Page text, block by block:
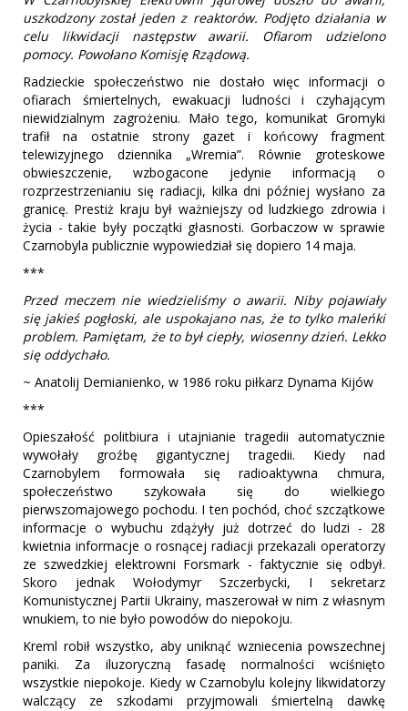
uszkodzony został jeden z reaktorów. Podjęto działania w
celu likwidacji następstw awarii. Ofiarom udzielono
pomocy. Powołano Komisję Rządową.
Radzieckie społeczeństwo nie dostało więc informacji o
ofiarach śmiertelnych, ewakuacji ludności i czyhającym
niewidzialnym zagrożeniu. Mało tego, komunikat Gromyki
trafił na ostatnie strony gazet i końcowy fragment
telewizyjnego dziennika „Wremia”. Równie groteskowe
obwieszczenie, wzbogacone jedynie informacją o
rozprzestrzenianiu się radiacji, kilka dni później wysłano za
granicę. Prestiż kraju był ważniejszy od ludzkiego zdrowia i
życia - takie były początki głasnosti. Gorbaczow w sprawie
Czarnobyla publicznie wypowiedział się dopiero 14 maja.
***
Przed meczem nie wiedzieliśmy o awarii. Niby pojawiały
się jakieś pogłoski, ale uspokajano nas, że to tylko maleńki
problem. Pamiętam, że to był ciepły, wiosenny dzień. Lekko
się oddychało.
~ Anatolij Demianienko, w 1986 roku piłkarz Dynama Kijów
***
Opieszałość politbiura i utajnianie tragedii automatycznie
wywołały groźbę gigantycznej tragedii. Kiedy nad
Czarnobylem formowała się radioaktywna chmura,
społeczeństwo szykowała się do wielkiego
pierwszomajowego pochodu. I ten pochód, choć szczątkowe
informacje o wybuchu zdążyły już dotrzeć do ludzi - 28
kwietnia informacje o rosnącej radiacji przekazali operatorzy
ze szwedzkiej elektrowni Forsmark - faktycznie się odbył.
Skoro jednak Wołodymyr Szczerbycki, I sekretarz
Komunistycznej Partii Ukrainy, maszerował w nim z własnym
wnukiem, to nie było powodów do niepokoju.
Kreml robił wszystko, aby uniknąć wzniecenia powszechnej
paniki. Za iluzoryczną fasadę normalności wciśnięto
wszystkie niepokoje. Kiedy w Czarnobylu kolejny likwidatorzy
walczący ze szkodami przyjmowali śmiertelną dawkę